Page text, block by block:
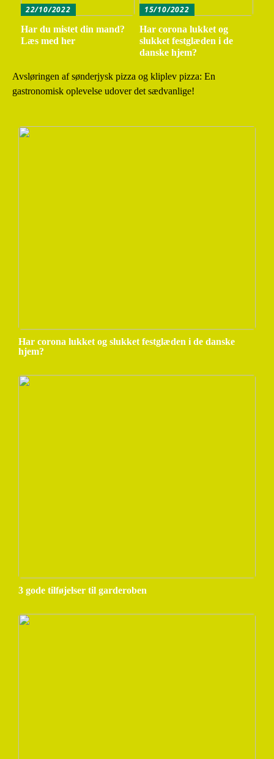
22/10/2022
Har du mistet din mand?
Læs med her
15/10/2022
Har corona lukket og
slukket festglæden i de
danske hjem?
Avsløringen af sønderjysk pizza og kliplev pizza: En
gastronomisk oplevelse udover det sædvanlige!
Har corona lukket og slukket festglæden i de danske
hjem?
3 gode tilføjelser til garderoben